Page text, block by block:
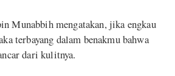
Munabbih mengatakan, jika engkau
terbayang dalam benakmu bahwa
dari kulitnya.